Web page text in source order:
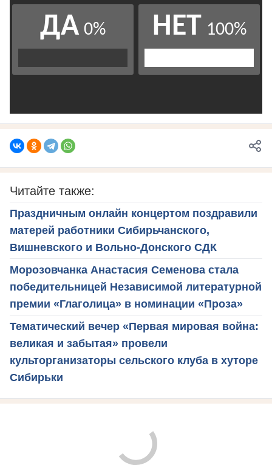
Читайте также:
Праздничным онлайн концертом поздравили
матерей работники Сибирьчанского,
Вишневского и Вольно-Донского СДК
Морозовчанка Анастасия Семенова стала
победительницей Независимой литературной
премии «Глаголица» в номинации «Проза»
Тематический вечер «Первая мировая война:
великая и забытая» провели
культорганизаторы сельского клуба в хуторе
Сибирьки